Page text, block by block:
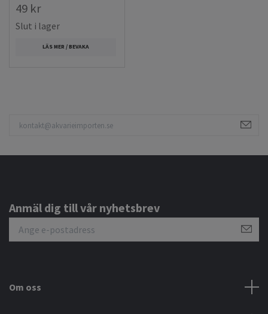
49 kr
Slut i lager
LÄS MER / BEVAKA
Anmäl dig till vår nyhetsbrev
Om oss